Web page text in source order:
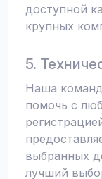
доступной
крупных
5.
Наша
помочь с
выбранных
лучший